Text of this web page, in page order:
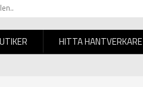
HITTA HANTVERKARE